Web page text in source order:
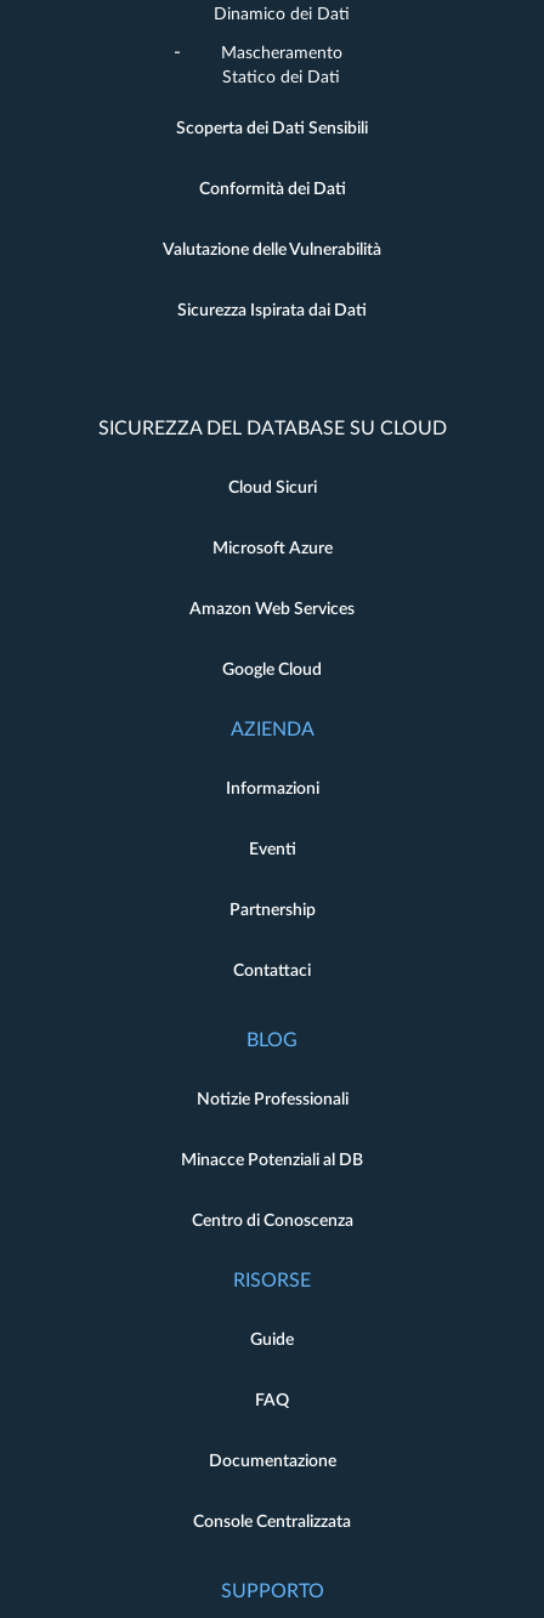
Dinamico dei Dati
Mascheramento
Statico dei Dati
Scoperta dei Dati Sensibili
Conformità dei Dati
Valutazione delle Vulnerabilità
Sicurezza Ispirata dai Dati
SICUREZZA DEL DATABASE SU CLOUD
Cloud Sicuri
Microsoft Azure
Amazon Web Services
Google Cloud
AZIENDA
Informazioni
Eventi
Partnership
Contattaci
BLOG
Notizie Professionali
Minacce Potenziali al DB
Centro di Conoscenza
RISORSE
Guide
FAQ
Documentazione
Console Centralizzata
SUPPORTO